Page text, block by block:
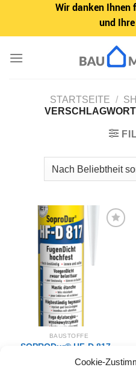
Wir danken Ihnen
und
Cookie-
Inhalt
STARTSEITE /
Wunschliste
BAUSTOFFE
SOPRODur® HF-D 817 –
FugenDicht hochfest –
310ml